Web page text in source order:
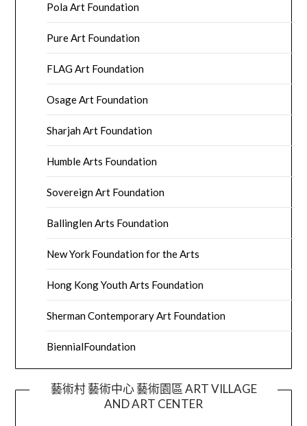
Pola Art Foundation
Pure Art Foundation
FLAG Art Foundation
Osage Art Foundation
Sharjah Art Foundation
Humble Arts Foundation
Sovereign Art Foundation
Ballinglen Arts Foundation
New York Foundation for the Arts
Hong Kong Youth Arts Foundation
Sherman Contemporary Art Foundation
BiennialFoundation
藝術村 藝術中心 藝術園區 ART VILLAGE
AND ART CENTER